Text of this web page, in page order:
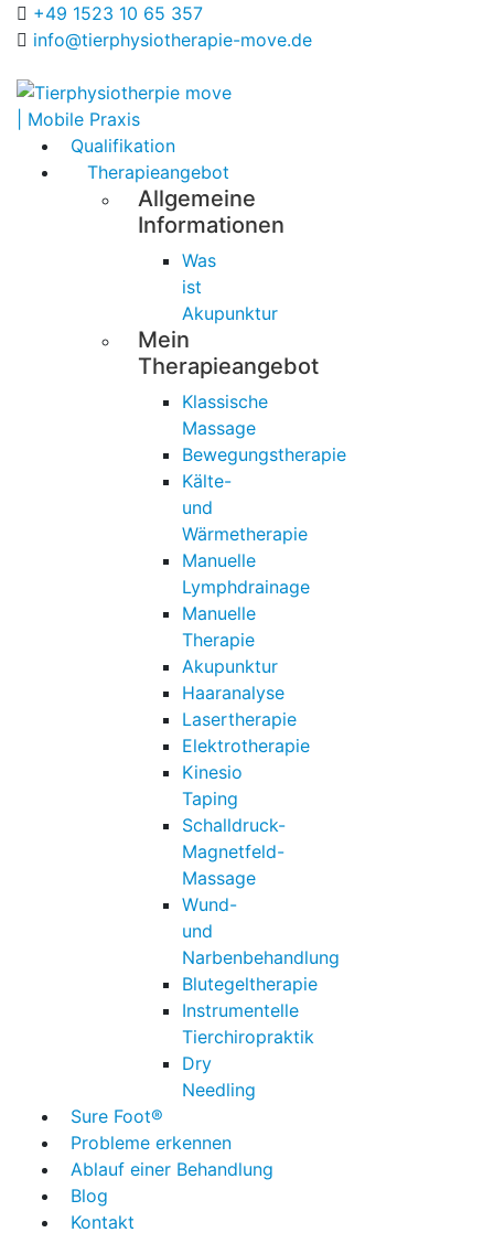
+49 1523 10 65 357
info@tierphysiotherapie-move.de
Qualifikation
Therapieangebot
Allgemeine
Informationen
Was
ist
Akupunktur
Mein
Therapieangebot
Klassische
Massage
Bewegungstherapie
Kälte-
und
Wärmetherapie
Manuelle
Lymphdrainage
Manuelle
Therapie
Akupunktur
Haaranalyse
Lasertherapie
Elektrotherapie
Kinesio
Taping
Schalldruck-
Magnetfeld-
Massage
Wund-
und
Narbenbehandlung
Blutegeltherapie
Instrumentelle
Tierchiropraktik
Dry
Needling
Sure Foot®
Probleme erkennen
Ablauf einer Behandlung
Blog
Kontakt